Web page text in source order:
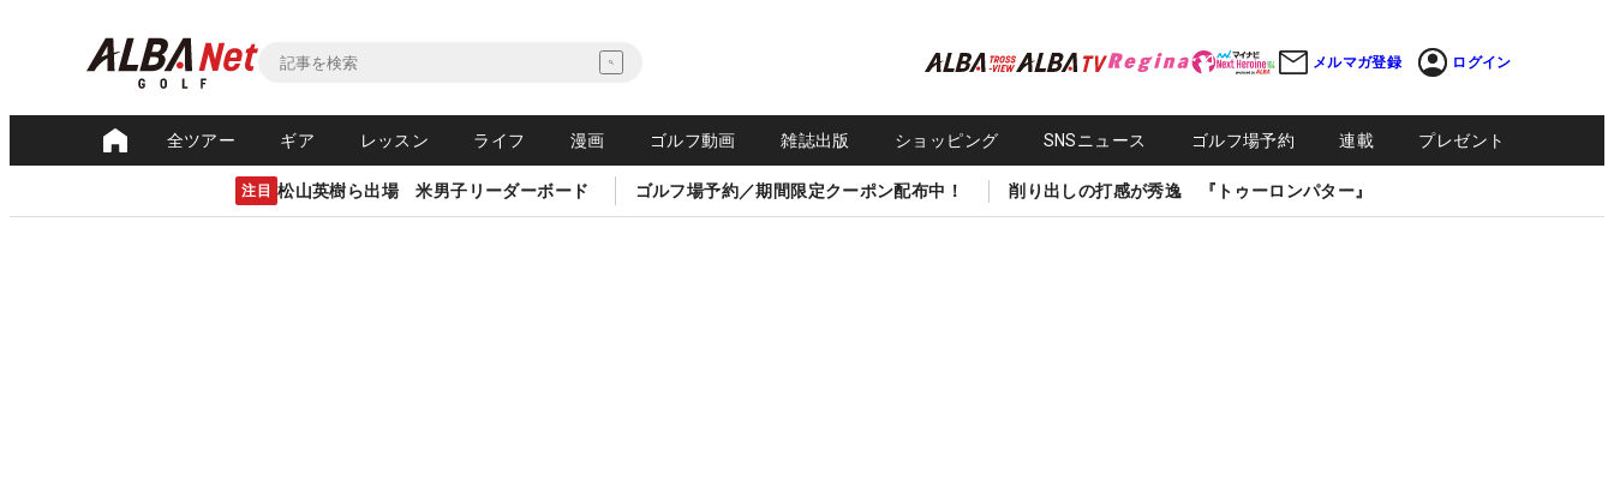
メルマガ登録 ログイン
全ツアー ギア レッスン ライフ 漫画 ゴルフ動画 雑誌出版 ショッピング SNSニュース ゴルフ場予約 連載 プレゼント
注目 松山英樹ら出場 米男子リーダーボード ゴルフ場予約／期間限定クーポン配布中！ 削り出しの打感が秀逸 『トゥーロンパター』